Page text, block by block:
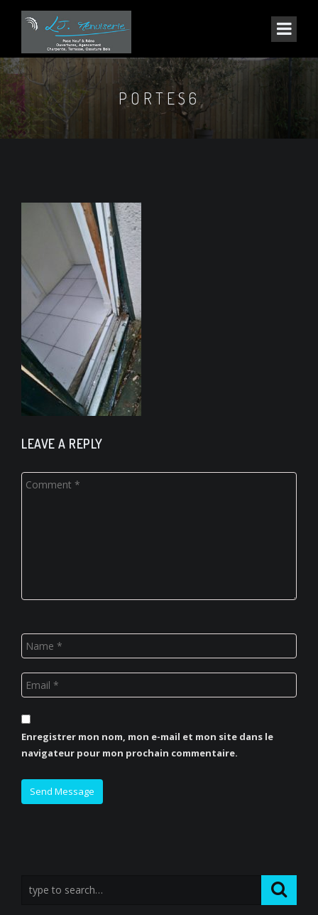
PORTES6
LEAVE A REPLY
Enregistrer mon nom, mon e-mail et mon site dans le
navigateur pour mon prochain commentaire.